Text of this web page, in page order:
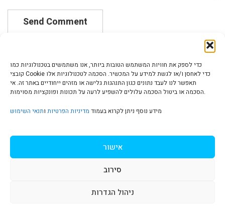
כדי לספק את חוויות המשתמש הטובות ביותר, אנו משתמשים בטכנולוגיות כמו
קובצי Cookie כדי לאחסן ו/או לגשת למידע על המכשיר. הסכמה לטכנולוגיות אלו
תאפשר לנו לעבד נתונים כגון התנהגות גלישה או מזהים ייחודיים באתר זה. אי
הסכמה או ביטול הסכמה עלולים להשפיע לרעה על תכונות ופונקציות מסוימות.
מידע נוסף ניתן לקרוא בעמוד מדיניות הפרטיות ותנאי השימוש
אישור
סירוב
ניהול הגדרות
הצהרת נגישות | Accessibility